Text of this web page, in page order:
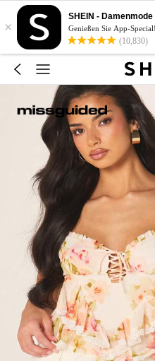
×
SHEIN -
Genießen Sie App-Special!
(10,830)